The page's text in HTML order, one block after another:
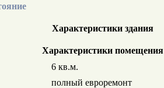
Характеристики здания
Характеристики помещения
6 кв.м.
полный евроремонт